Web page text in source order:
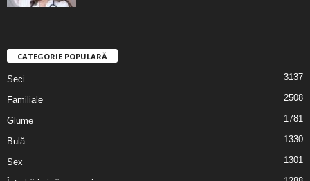
CATEGORIE POPULARĂ
Seci 3137
Familiale 2508
Glume 1781
Bulă 1330
Sex 1301